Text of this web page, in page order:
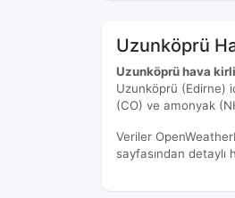
Uzunköprü
Uzunköprü hava
Uzunköprü (Edirne)
(CO) ve amonyak
Veriler
sayfasından